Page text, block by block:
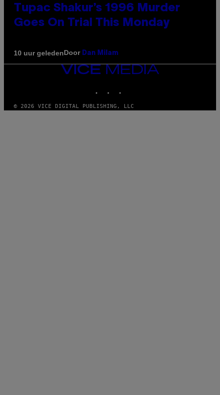
Tupac Shakur’s 1996 Murder
Goes On Trial This Monday
10 uur geledenDoor Dan Milam
VICE
© 2026 VICE DIGITAL PUBLISHING, LLC